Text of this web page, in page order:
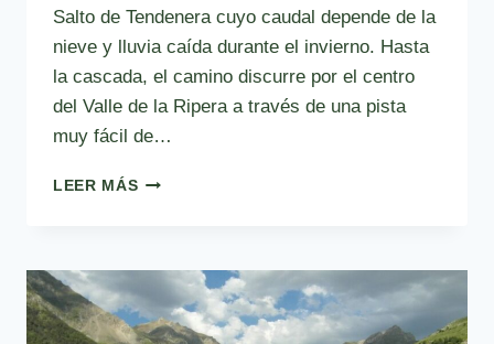
Salto de Tendenera cuyo caudal depende de la
nieve y lluvia caída durante el invierno. Hasta
la cascada, el camino discurre por el centro
del Valle de la Ripera a través de una pista
muy fácil de…
LEER MÁSRUTA
A
CASCADA